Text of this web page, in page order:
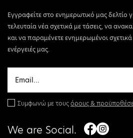
Εγγραφείτε στο ενημερωτικό μας δελτίο
τελευταία νέα σχετικά με τάσεις, να
και να παραμένετε ενημερωμένοι
ενέργειές μας.
Συμφωνώ με τουςόρους &
We are Social.